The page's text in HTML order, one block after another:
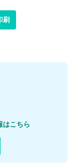
刷
はこちら